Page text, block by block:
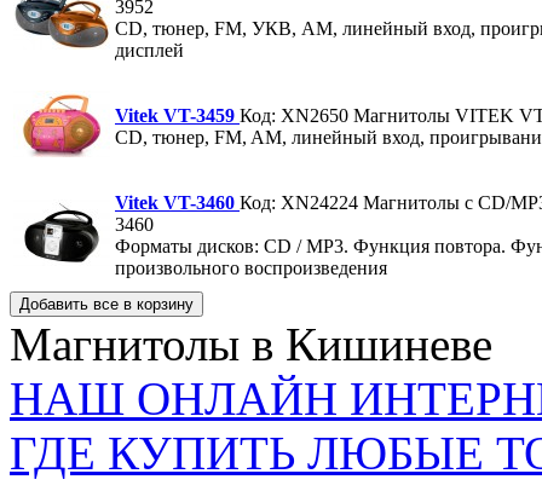
3952
CD, тюнер, FM, УКВ, AM, линейный вход,
дисплей
Vitek VT-3459 Код: XN2650 Магнитолы VITEK
CD, тюнер, FM, AM, линейный вход,
Vitek VT-3460 Код: XN24224 Магнитолы с CD/
3460
Форматы дисков: СD / MP3. Функция повтора.
произвольного воспроизведения
Магнитолы в Кишиневе
НАШ ОНЛАЙН
ГДЕ КУПИТЬ ЛЮБЫЕ